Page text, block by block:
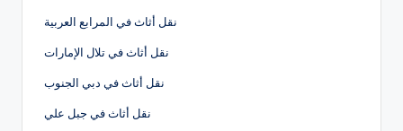
نقل أثاث في المرابع العربية
نقل أثاث في تلال الإمارات
نقل أثاث في دبي الجنوب
نقل أثاث في جبل علي